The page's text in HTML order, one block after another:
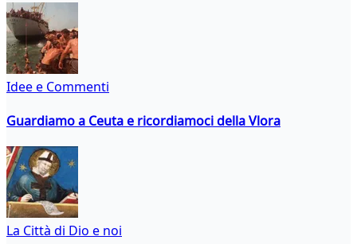
Idee e Commenti
Guardiamo a Ceuta e ricordiamoci della Vlora
La Città di Dio e noi